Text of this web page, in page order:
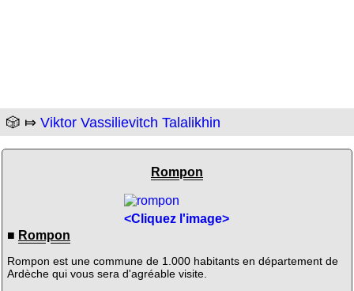
🎲 ⤇ Viktor Vassilievitch Talalikhin
Rompon
<Cliquez l'image>
■ Rompon
Rompon est une commune de 1.000 habitants en département de
Ardèche qui vous sera d'agréable visite.